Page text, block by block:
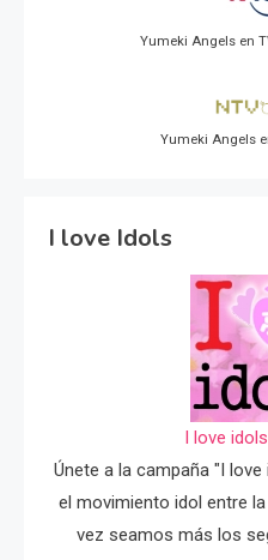
Yumeki Angels en
Yumeki Angels
I love Idols
I love
Únete a la campaña "I
el movimiento idol entre
vez seamos más los